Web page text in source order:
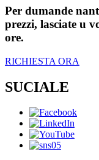
Per dumande
prezzi, lasciate u
ore.
RICHIESTA ORA
SUCIALE